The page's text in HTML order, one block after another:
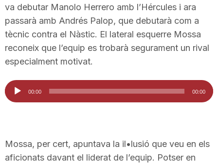
va debutar Manolo Herrero amb l’Hércules i ara
passarà amb Andrés Palop, que debutarà com a
tècnic contra el Nàstic. El lateral esquerre Mossa
reconeix que l’equip es trobarà segurament un rival
especialment motivat.
Reproductor
d'àudio
00:00 00:00
Mossa, per cert, apuntava la il•lusió que veu en els
aficionats davant el liderat de l’equip. Potser en